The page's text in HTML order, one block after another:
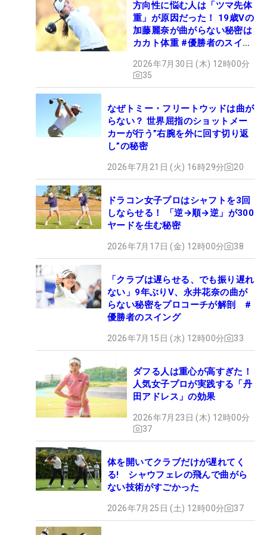
方向性に悩む人は「ツマ先体
重」が原因だった！ 19歳Vの
加藤麗奈が曲がらない秘密は
カカト体重 #優勝者のスイン
2026年7月30日 (木) 12時00分
35
なぜトミー・フリートウッドは曲が
らない？ 世界屈指のショットメー
カーが行う”右腕を外に回す切り返
し”の秘密
2026年7月21日 (火) 16時29分 20
ドラコン女子プロはシャフトを3回
しならせる！ 「逆→順→逆」が300
ヤードを生む秘密
2026年7月17日 (金) 12時00分 38
「クラブは遅らせる、でも振り遅れ
ない」9年ぶりV、永井花奈の曲が
らない秘密をプロコーチが解剖 #
優勝者のスイング
2026年7月15日 (水) 12時00分 33
ダフる人は重心が高すぎた！
人気女子プロが実践する「丹
田アドレス」の効果
2026年7月23日 (木) 12時00分
37
体を開いてクラブだけが遅れてく
る! シャウフェレの飛んで曲がら
ない技術がすごかった
2026年7月25日 (土) 12時00分 37